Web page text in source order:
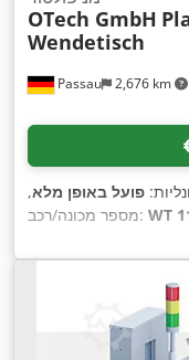
Passau 2,676 km
OTech GmbH
Wendetisch
פועל באופן מלא,
מספר מכונה/רכב: WT
בנייה:3,421 מ"מ ,